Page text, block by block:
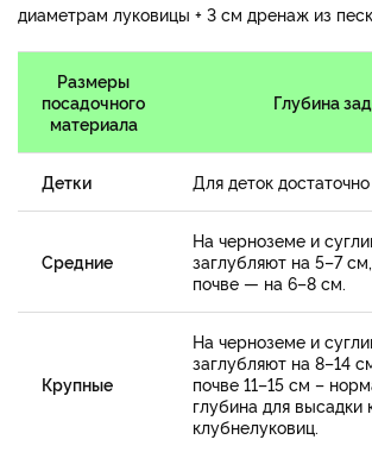
диаметрам луковицы + 3 см дренаж из
Размеры
посадочного
материала
Глубина
Детки Для деток достаточно
Средние
На черноземе и
заглубляют на 5–7
почве — на 6–8 см.
Крупные
На черноземе и
заглубляют на 8–14
почве 11–15 см –
глубина для высадки
клубнелуковиц.